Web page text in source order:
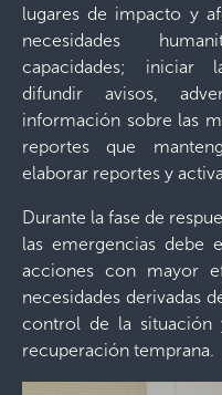
lugares de impacto y
necesidades
capacidades; iniciar
difundir avisos,
información sobre las
reportes que
elaborar reportes y
Durante la fase de
las emergencias debe
acciones con mayor
necesidades derivadas
control de la situación
recuperación temprana.